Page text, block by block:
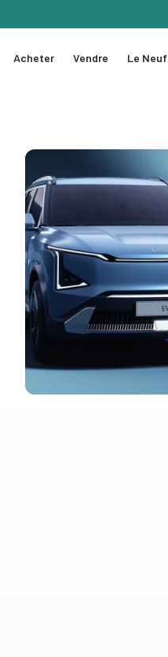
Acheter Vendre Le Neuf